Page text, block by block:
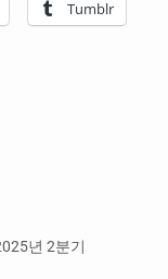
Tumblr
년 2분기